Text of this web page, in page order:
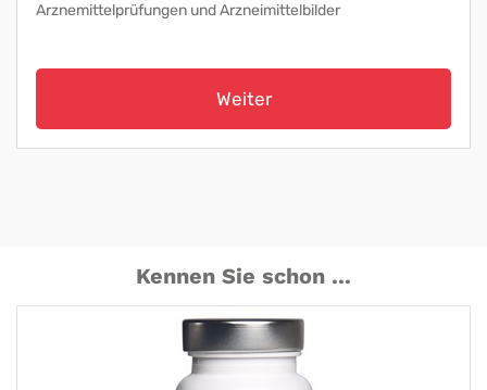
Arznemittelprüfungen und Arzneimittelbilder
Weiter
Kennen Sie schon ...